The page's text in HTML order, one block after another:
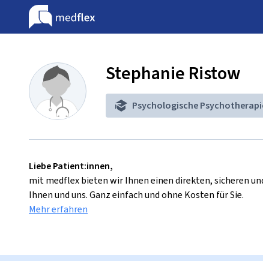
Stephanie Ristow
Psychologische
Liebe Patient:innen,
mit medflex bieten wir Ihnen einen direkten, sicheren
Ihnen und uns. Ganz einfach und ohne Kosten für Sie.
Mehr erfahren